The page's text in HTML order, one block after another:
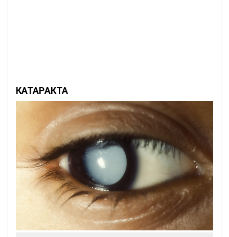
КАТАРАКТА